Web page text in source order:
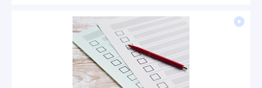
Совет Федерации
Сотрудничество
выставка ЖКХ
запрет на уступку
запрос
инициатива
информационная система ЖКХ
контроль